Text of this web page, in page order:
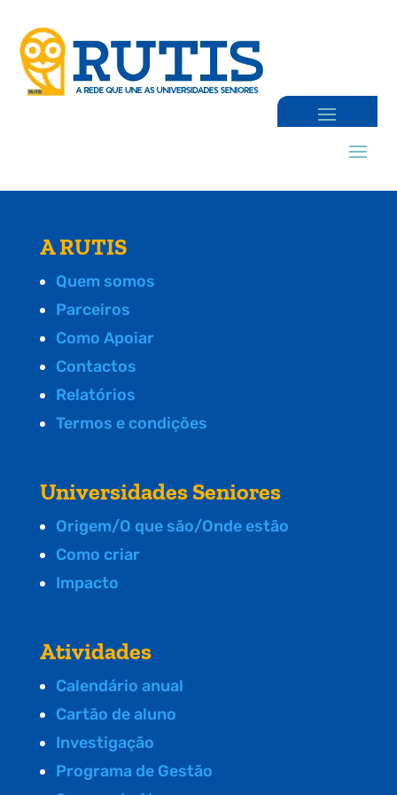
A RUTIS
Quem somos
Parceiros
Como Apoiar
Contactos
Relatórios
Termos e condições
Universidades Seniores
Origem/O que são/Onde estão
Como criar
Impacto
Atividades
Calendário anual
Cartão de aluno
Investigação
Programa de Gestão